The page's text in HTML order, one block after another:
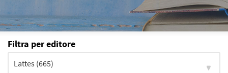
Filtra per editore